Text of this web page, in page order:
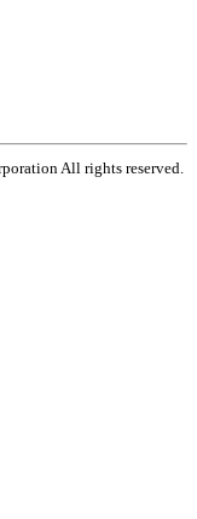
All rights reserved.